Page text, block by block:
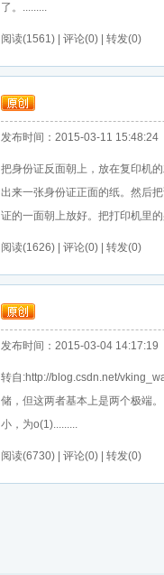
了。.........
阅读(1561) | 评论(0) | 转发(0)
发布时间：2015-03-11 15:48:24
把身份证反面朝上，放在复印机
出来一张身份证正面的纸。然后
证的一面朝上放好。把打印机里
阅读(1626) | 评论(0) | 转发(0)
发布时间：2015-03-04 14:17:19
转自:http://blog.csdn.net/
储，但这两者基本上是两个极端
小，为o(1).........
阅读(6730) | 评论(0) | 转发(0)